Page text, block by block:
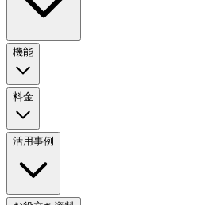
機能
料金
活用事例